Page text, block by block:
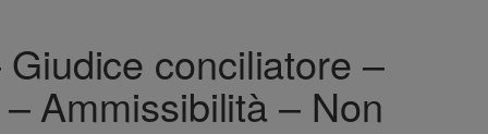
conciliatore –
Ammissibilità – Non